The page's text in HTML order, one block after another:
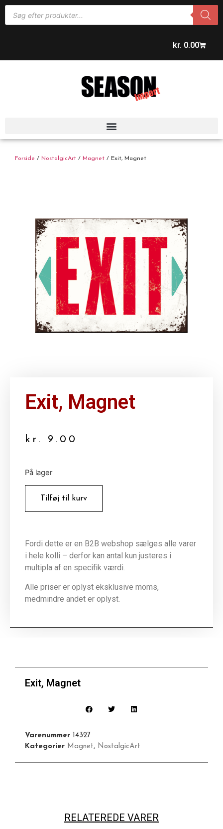
kr. 0.00
Forside / NostalgicArt / Magnet / Exit, Magnet
Exit, Magnet
kr. 9.00
På lager
Tilføj til kurv
Fordi dette er en B2B webshop sælges alle varer
i hele kolli – derfor kan antal kun justeres i
multipla af en specifik værdi.
Alle priser er oplyst eksklusive moms,
medmindre andet er oplyst.
Exit, Magnet
Varenummer 14327
Kategorier Magnet, NostalgicArt
RELATEREDE VARER